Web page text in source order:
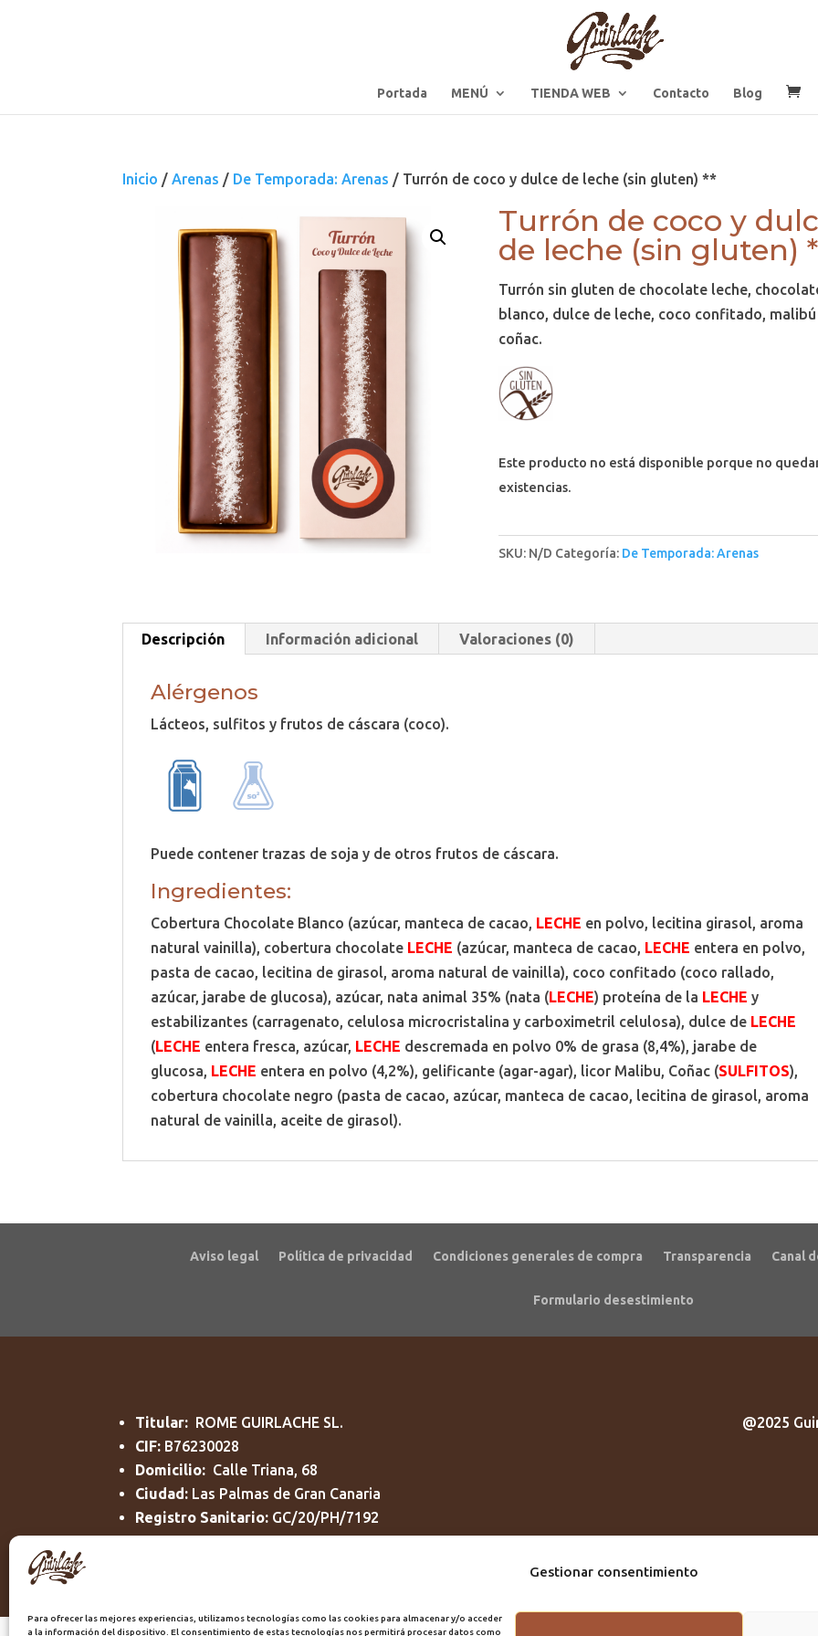
Gestionar consentimiento
Para ofrecer las mejores experiencias, utilizamos tecnologías como las cookies para almacenar y/o acceder
a la información del dispositivo. El consentimiento de estas tecnologías nos permitirá procesar datos como
Portada MENÚ TIENDA WEB Contacto Blog
Inicio /Arenas / De Temporada: Arenas / Turrón de coco y dulce de leche (sin gluten) **
Turrón de coco y
de leche (sin gluten)
Turrón sin gluten de chocolate leche,
blanco, dulce de leche, coco confitado, malibú
coñac.
Este producto no está disponible porque no
existencias.
SKU: N/D Categoría: De Temporada: Arenas
Descripción Información adicional Valoraciones (0)
Alérgenos
Lácteos, sulfitos y frutos de cáscara (coco).
Puede contener trazas de soja y de otros frutos de cáscara.
Ingredientes:
Cobertura Chocolate Blanco (azúcar, manteca de cacao, LECHE en polvo, lecitina girasol, aroma
natural vainilla), cobertura chocolate LECHE (azúcar, manteca de cacao, LECHE entera en polvo,
pasta de cacao, lecitina de girasol, aroma natural de vainilla), coco confitado (coco rallado,
azúcar, jarabe de glucosa), azúcar, nata animal 35% (nata (LECHE) proteína de la LECHE y
estabilizantes (carragenato, celulosa microcristalina y carboximetril celulosa), dulce de LECHE
(LECHE entera fresca, azúcar, LECHE descremada en polvo 0% de grasa (8,4%), jarabe de
glucosa, LECHE entera en polvo (4,2%), gelificante (agar-agar), licor Malibu, Coñac (SULFITOS),
cobertura chocolate negro (pasta de cacao, azúcar, manteca de cacao, lecitina de girasol, aroma
natural de vainilla, aceite de girasol).
Aviso legal Política de privacidad Condiciones generales de compra Transparencia Canal
Formulario desestimiento
Titular: ROME GUIRLACHE SL.
CIF: B76230028
Domicilio: Calle Triana, 68
Ciudad: Las Palmas de Gran Canaria
Registro Sanitario: GC/20/PH/7192
@2025